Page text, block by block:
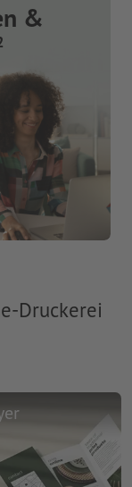
&
Druckerei